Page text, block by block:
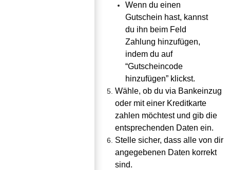
Wenn du einen
Gutschein hast, kannst
du ihn beim Feld
Zahlung hinzufügen,
indem du auf
“Gutscheincode
hinzufügen” klickst.
Wähle, ob du via Bankeinzug
oder mit einer Kreditkarte
zahlen möchtest und gib die
entsprechenden Daten ein.
Stelle sicher, dass alle von dir
angegebenen Daten korrekt
sind.